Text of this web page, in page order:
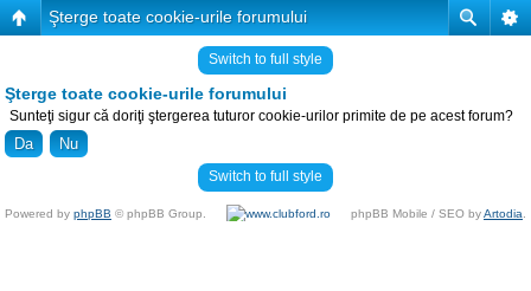
Şterge toate cookie-urile forumului
Switch to full style
Şterge toate cookie-urile forumului
Sunteţi sigur că doriţi ştergerea tuturor cookie-urilor primite de pe acest forum?
Switch to full style
Powered by phpBB © phpBB Group. phpBB Mobile / SEO byArtodia